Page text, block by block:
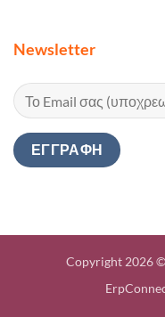
Newsletter
Copyright 2026 ©